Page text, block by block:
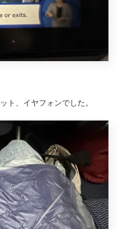
ト、イヤフォンでした。